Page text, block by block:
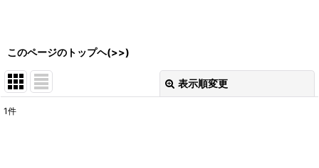
このページのトップヘ(>>)
表示順変更
1件